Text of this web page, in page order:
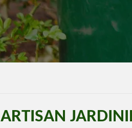
ARTISAN